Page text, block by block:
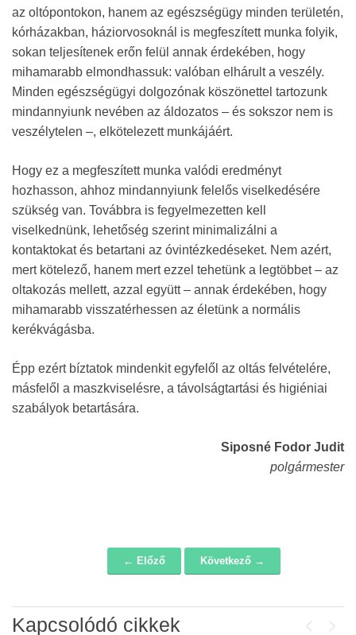
az oltópontokon, hanem az egészségügy minden területén,
kórházakban, háziorvosoknál is megfeszített munka folyik,
sokan teljesítenek erőn felül annak érdekében, hogy
mihamarabb elmondhassuk: valóban elhárult a veszély.
Minden egészségügyi dolgozónak köszönettel tartozunk
mindannyiunk nevében az áldozatos – és sokszor nem is
veszélytelen –, elkötelezett munkájáért.
Hogy ez a megfeszített munka valódi eredményt
hozhasson, ahhoz mindannyiunk felelős viselkedésére
szükség van. Továbbra is fegyelmezetten kell
viselkednünk, lehetőség szerint minimalizálni a
kontaktokat és betartani az óvintézkedéseket. Nem azért,
mert kötelező, hanem mert ezzel tehetünk a legtöbbet – az
oltakozás mellett, azzal együtt – annak érdekében, hogy
mihamarabb visszatérhessen az életünk a normális
kerékvágásba.
Épp ezért bíztatok mindenkit egyfelől az oltás felvételére,
másfelől a maszkviselésre, a távolságtartási és higiéniai
szabályok betartására.
Siposné Fodor Judit
polgármester
← Előző Következő →
Kapcsolódó cikkek